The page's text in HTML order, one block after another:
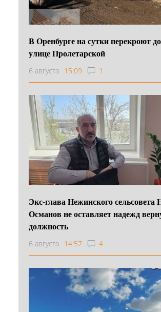
В Оренбурге на сутки перекроют
улице Пролетарской
6 августа 15:09 1
Экс-глава Нежинского сельсовета
Османов не оставляет надежд
должность
6 августа 14:57 4